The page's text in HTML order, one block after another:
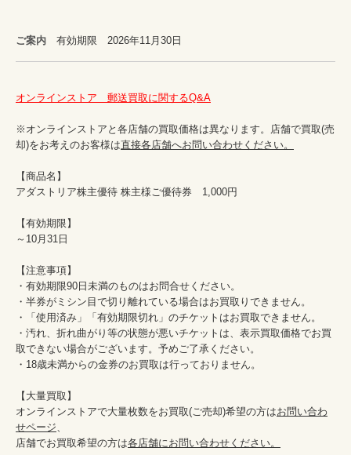
ご案内 有効期限 2026年11月30日
オンラインストア　郵送買取に関するQ&A
※オンラインストアと各店舗の買取価格は異なります。店舗で買取(売
却)をお考えのお客様は直接各店舗へお問い合わせください。
【商品名】
アダストリア株主優待 株主様ご優待券　1,000円
【有効期限】
～10月31日
【注意事項】
・有効期限90日未満のものはお問合せください。
・半券がミシン目で切り離れている場合はお買取りできません。
・「使用済み」「有効期限切れ」のチケットはお買取できません。
・汚れ、折れ曲がり等の状態が悪いチケットは、表示買取価格でお買
取できない場合がございます。予めご了承ください。
・18歳未満からの金券のお買取は行っておりません。
【大量買取】
オンラインストアで大量枚数をお買取(ご売却)希望の方はお問い合わ
せページ、
店舗でお買取希望の方は各店舗にお問い合わせください。